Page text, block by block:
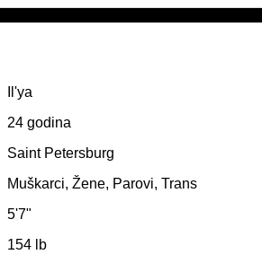
Il'ya
24 godina
Saint Petersburg
Muškarci, Žene, Parovi, Trans
5'7"
154 lb